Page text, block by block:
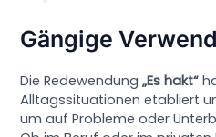
Gängige
Die Redewendung„Es hakt“
Alltagssituationen etabliert
um auf Probleme oder